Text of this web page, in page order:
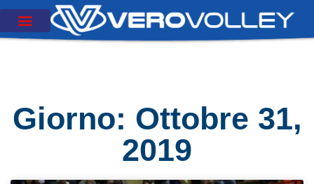
Giorno: Ottobre 31,
2019